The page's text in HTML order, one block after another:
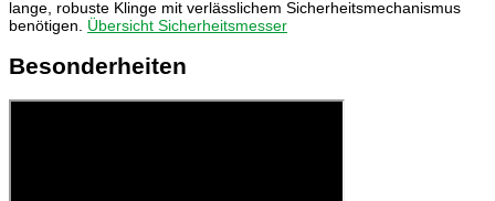
lange, robuste Klinge mit verlässlichem Sicherheitsmechanismus
benötigen. Übersicht Sicherheitsmesser
Besonderheiten